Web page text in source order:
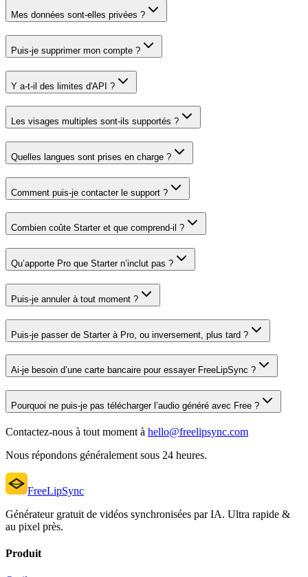
Mes données sont-elles privées ?
Puis-je supprimer mon compte ?
Y a-t-il des limites d'API ?
Les visages multiples sont-ils supportés ?
Quelles langues sont prises en charge ?
Comment puis-je contacter le support ?
Combien coûte Starter et que comprend-il ?
Qu’apporte Pro que Starter n’inclut pas ?
Puis-je annuler à tout moment ?
Puis-je passer de Starter à Pro, ou inversement, plus tard ?
Ai-je besoin d’une carte bancaire pour essayer FreeLipSync ?
Pourquoi ne puis-je pas télécharger l’audio généré avec Free ?
Contactez-nous à tout moment à hello@freelipsync.com
Nous répondons généralement sous 24 heures.
FreeLipSync
Générateur gratuit de vidéos synchronisées par IA. Ultra rapide &
au pixel près.
Produit